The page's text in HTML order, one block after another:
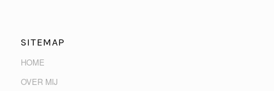
SITEMAP
HOME
OVER MIJ